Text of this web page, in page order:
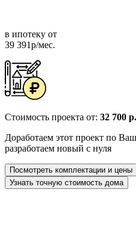
в ипотеку от
39 391р/мес.
Стоимость проекта от: 32 700 р.
Доработаем этот проект по
разработаем новый с нуля
Посмотреть комплектации и цены
Узнать точную стоимость дома